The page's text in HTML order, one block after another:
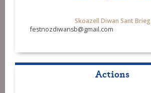
Skoazell Diwan Sant Brieg
festnozdiwansb@gmail.com
Actions